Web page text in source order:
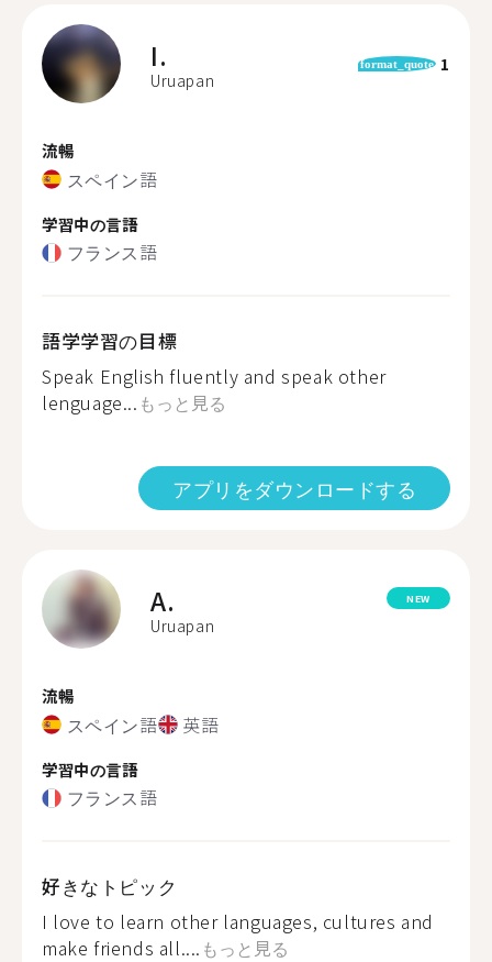
I.
Uruapan
format_quote 1
流暢
スペイン語
学習中の言語
フランス語
語学学習の目標
Speak English fluently and speak other
lenguage... もっと見る
アプリをダウンロードする
A.
Uruapan
NEW
流暢
スペイン語 英語
学習中の言語
フランス語
好きなトピック
I love to learn other languages, cultures and
make friends all.... もっと見る